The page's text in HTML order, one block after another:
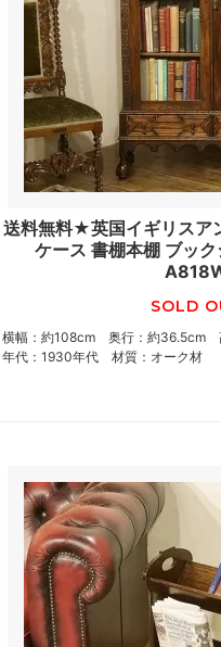
送料無料★英国イギリスア
ケース 書棚本棚 ブッ
SOLD
横幅：約108cm 奥行：約36.5cm
年代：1930年代 材質：オーク材